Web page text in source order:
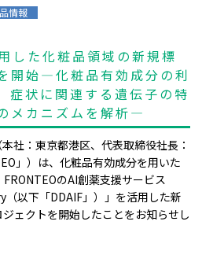
情報
した化粧品領域の新規標
開始―化粧品有効成分の利
症状に関連する遺伝子の特
メカニズムを解析―
社：東京都港区、代表取締役社長：
」）は、化粧品有効成分を用いた
のAI創薬支援サービス
（以下「DDAIF」）」を活用した新
ェクトを開始したことをお知らせし